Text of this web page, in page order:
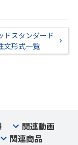
ドスタンダード
文形式一覧
関連動画
関連商品